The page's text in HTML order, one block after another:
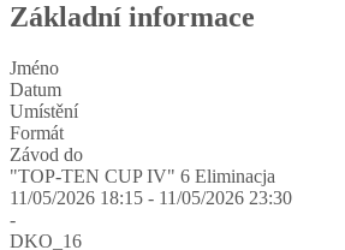
Základní informace
Jméno
Datum
Umístění
Formát
Závod do
"TOP-TEN CUP IV" 6 Eliminacja
11/05/2026 18:15 - 11/05/2026 23:30
-
DKO_16